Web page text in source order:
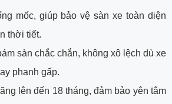
mốc, giúp bảo vệ sàn xe toàn diện
thời tiết.
sàn chắc chắn, không xô lệch dù xe
phanh gấp.
lên đến 18 tháng, đảm bảo yên tâm